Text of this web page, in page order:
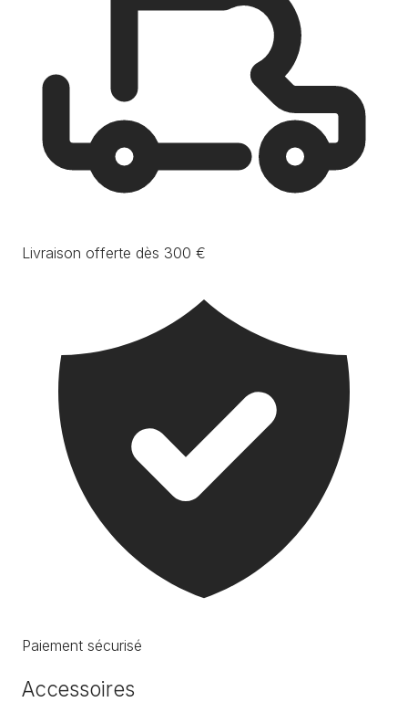
Livraison offerte dès 300 €
Paiement sécurisé
Accessoires